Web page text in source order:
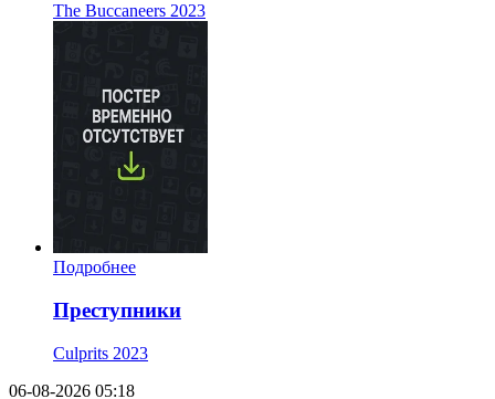
The Buccaneers 2023
Подробнее
Преступники
Culprits 2023
06-08-2026 05:18